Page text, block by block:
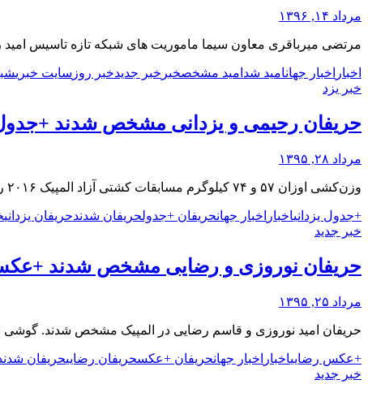
مرداد ۱۴, ۱۳۹۶
مرتضی میرباقری معاون سیما ماموریت های شبکه تازه تاسیس امید
اخبار اخبار جهانامید شد امید مشخصخبر خبر جدیدخبر روز سایت خبری
خبر یزد
حریفان رحیمی و یزدانی مشخص شدند
مرداد ۲۸, ۱۳۹۵
وزن‌کشی اوزان ۵۷ و ۷۴ کیلوگرم مسابقات کشتی آزاد المپیک ۲۰۱۶ ریو انجام شد. دانلود آهنگ آذری
+جدول یزدانیاخبار اخبار جهانحریفان +جدولحریفان شدندحریفان یزدانی
خبر جدید
حریفان نوروزی و رضایی مشخص شدند
مرداد ۲۵, ۱۳۹۵
حریفان امید نوروزی و قاسم رضایی در المپیک مشخص شدند. گوشی
+عکس رضاییاخبار اخبار جهانحریفان +عکسحریفان رضاییحریفان
خبر جدید